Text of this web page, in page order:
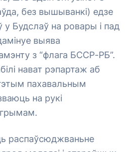
без вышыванкі) едзе
у Будслаў на ровары і пад
выява
з “флага БССР-РБ”.
нават рэпартаж аб
пахавальным
на рукі
распаўсюджваньне